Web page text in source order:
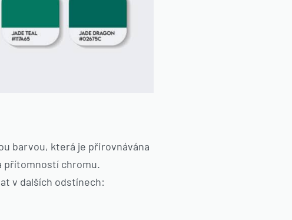
barvou, která je přirovnávána
přítomností chromu.
v dalších odstínech: